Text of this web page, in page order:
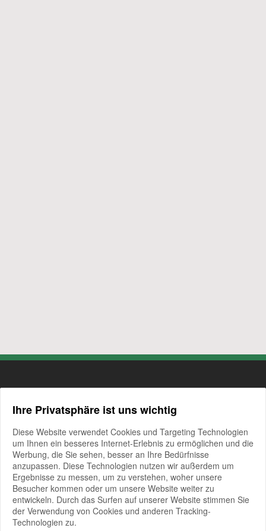
Gestüt Tannenhof I Familie Plönzke
Am Sonnenberg 6 I D-65321 Heidenrod-Watzelhain
Tel. +49 6124 4321| Fax +49 6124 6279
E-Mail info@gestuet-tannenhof.com
Ihre Privatsphäre ist uns wichtig
Diese Website verwendet Cookies und Targeting Technologien
um Ihnen ein besseres Internet-Erlebnis zu ermöglichen und die
Werbung, die Sie sehen, besser an Ihre Bedürfnisse
anzupassen. Diese Technologien nutzen wir außerdem um
Ergebnisse zu messen, um zu verstehen, woher unsere
Besucher kommen oder um unsere Website weiter zu
entwickeln. Durch das Surfen auf unserer Website stimmen Sie
der Verwendung von Cookies und anderen Tracking-
Technologien zu.